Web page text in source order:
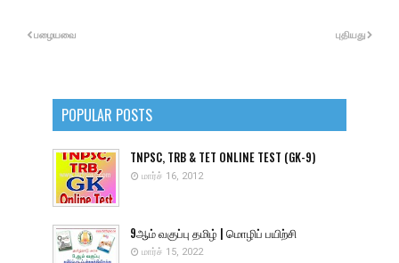
புதியது
பழையவை
POPULAR POSTS
TNPSC, TRB & TET ONLINE TEST (GK-9)
மார்ச் 16, 2012
9ஆம் வகுப்பு தமிழ் | மொழிப் பயிற்சி
மார்ச் 15, 2022